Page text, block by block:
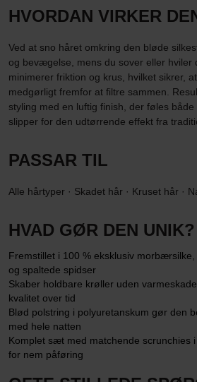
HVORDAN VIRKER
Ved at sno håret omkring den bløde
og bevægelse, mens du sover eller hviler
minimerer friktion og krus, hvilket sikrer,
medgørligt fremfor at filtre sammen.
styling med en luftig finish, der føles
slipper for den udtørrende effekt fra
PASSAR TIL
Alle hårtyper · Skadet hår · Kruset hår ·
HVAD GØR DEN UNIK?
Fremstillet i 100 % eksklusiv
og spaltede spidser
Skaber holdbare krøller uden
kvalitet over tid
Blød polstring i polyuretanskum gør den
med hele natten
Komplet sæt med matchende scrunchies
for nem påføring